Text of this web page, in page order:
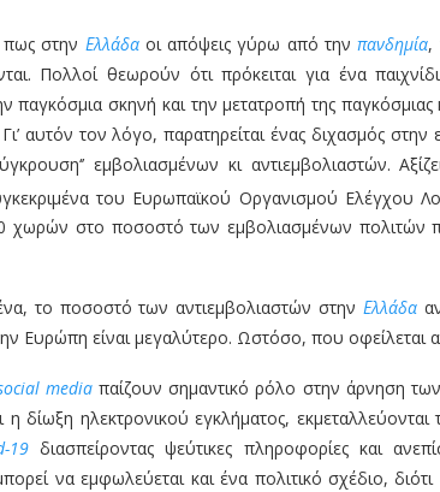
πως στην Ελλάδαοι απόψεις γύρω από τηνπανδημία,
Πολλοί θεωρούν ότι πρόκειται για ένα
παγκόσμια σκηνή και την μετατροπή της
αυτόν τον λόγο, παρατηρείται ένας διχασμός στην
εμβολιασμένων κι αντιεμβολιαστών.
του Ευρωπαϊκού Οργανισμού Ελέγχου
χωρών στο ποσοστό των εμβολιασμένων πολιτών
το ποσοστό των αντιεμβολιαστών στην Ελλάδα
Ευρώπη είναι μεγαλύτερο. Ωστόσο, που οφείλεται
mediaπαίζουν σημαντικό ρόλο στην άρνηση
η δίωξη ηλεκτρονικού εγκλήματος,
19διασπείροντας ψεύτικες πληροφορίες και
να εμφωλεύεται και ένα πολιτικό σχέδιο,